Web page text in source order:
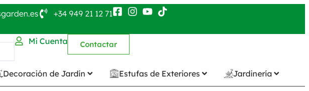
+34 949 21 12 71
Mi Cuenta Contactar
Decoración de Jardín Estufas de Exteriores Jardinería